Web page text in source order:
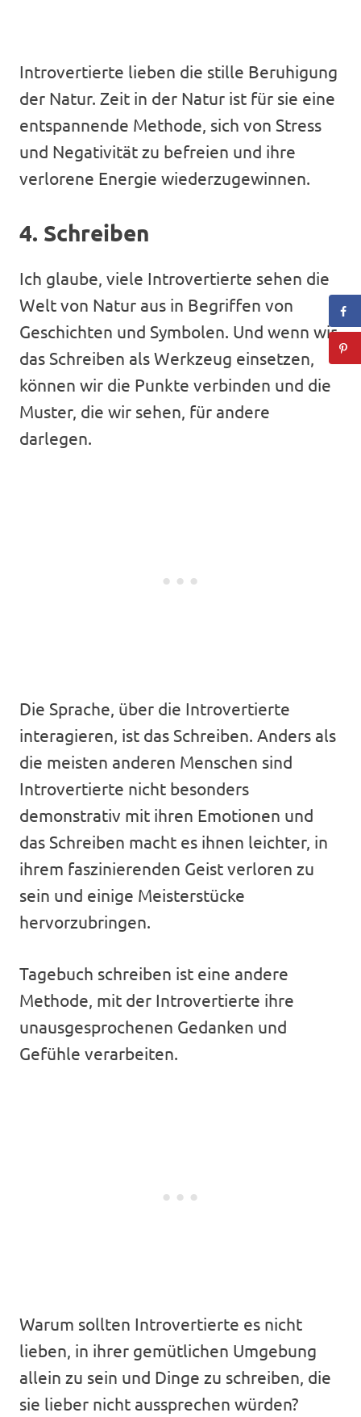
Introvertierte lieben die stille Beruhigung
der Natur. Zeit in der Natur ist für sie eine
entspannende Methode, sich von Stress
und Negativität zu befreien und ihre
verlorene Energie wiederzugewinnen.
4. Schreiben
Ich glaube, viele Introvertierte sehen die
Welt von Natur aus in Begriffen von
Geschichten und Symbolen. Und wenn wir
das Schreiben als Werkzeug einsetzen,
können wir die Punkte verbinden und die
Muster, die wir sehen, für andere
darlegen.
Die Sprache, über die Introvertierte
interagieren, ist das Schreiben. Anders als
die meisten anderen Menschen sind
Introvertierte nicht besonders
demonstrativ mit ihren Emotionen und
das Schreiben macht es ihnen leichter, in
ihrem faszinierenden Geist verloren zu
sein und einige Meisterstücke
hervorzubringen.
Tagebuch schreiben ist eine andere
Methode, mit der Introvertierte ihre
unausgesprochenen Gedanken und
Gefühle verarbeiten.
Warum sollten Introvertierte es nicht
lieben, in ihrer gemütlichen Umgebung
allein zu sein und Dinge zu schreiben, die
sie lieber nicht aussprechen würden?